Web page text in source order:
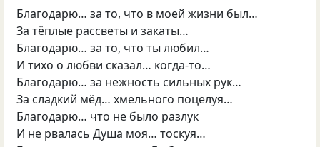
Благодарю… за то, что в моей жизни был…
За тёплые рассветы и закаты…
Благодарю… за то, что ты любил…
И тихо о любви сказал… когда-то…
Благодарю… за нежность сильных рук…
За сладкий мёд… хмельного поцелуя…
Благодарю… что не было разлук
И не рвалась Душа моя… тоскуя…